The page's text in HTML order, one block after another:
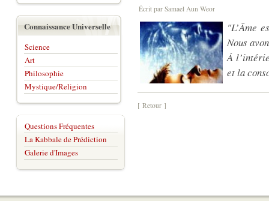
Écrit par Samael Aun Weor
"L’Âme
Nous
À
et la
[ Retour ]
Connaissance Universelle
Science
Art
Philosophie
Mystique/Religion
Questions Fréquentes
La Kabbale de Prédiction
Galerie d'Images